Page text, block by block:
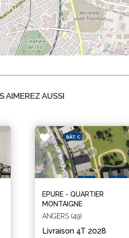
AIMEREZ AUSSI
EPURE - QUARTIER
MONTAIGNE
ANGERS (49)
Livraison 4T 2028